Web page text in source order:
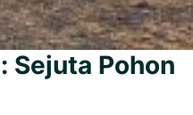
Sejuta Pohon